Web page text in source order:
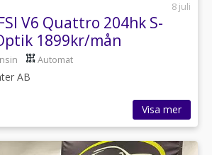
8 juli
V6 Quattro 204hk S-
1899kr/mån
Automat
AB
Visa mer